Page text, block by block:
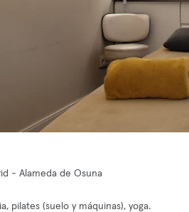
- Alameda de Osuna
pilates (suelo y máquinas), yoga.